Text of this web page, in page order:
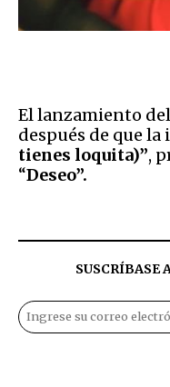
El lanzamiento
después de que
tienes loquita)”,
“Deseo”.
SUSCRÍBASE